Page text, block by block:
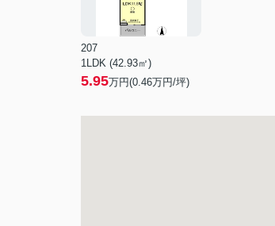
207
1LDK (42.93㎡)
5.95万円(0.46万円/坪)